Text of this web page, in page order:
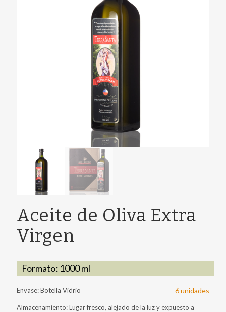
Aceite de Oliva Extra
Virgen
Formato: 1000 ml
6 unidades
Envase: Botella Vidrio
Almacenamiento: Lugar fresco, alejado de la luz y expuesto a